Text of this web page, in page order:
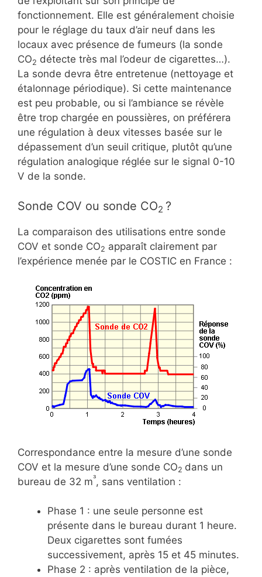
fonctionnement. Elle est généralement choisie
pour le réglage du taux d’air neuf dans les
locaux avec présence de fumeurs (la sonde
CO2 détecte très mal l’odeur de cigarettes…).
La sonde devra être entretenue (nettoyage et
étalonnage périodique). Si cette maintenance
est peu probable, ou si l’ambiance se révèle
être trop chargée en poussières, on préférera
une régulation à deux vitesses basée sur le
dépassement d’un seuil critique, plutôt qu’une
régulation analogique réglée sur le signal 0-10
V de la sonde.
Sonde COV ou sonde CO2 ?
La comparaison des utilisations entre sonde
COV et sonde CO2 apparaît clairement par
l’expérience menée par le COSTIC en France :
Correspondance entre la mesure d’une sonde
COV et la mesure d’une sonde CO2 dans un
bureau de 32 m³, sans ventilation :
Phase 1 : une seule personne est
présente dans le bureau durant 1 heure.
Deux cigarettes sont fumées
successivement, après 15 et 45 minutes.
Phase 2 : après ventilation de la pièce,